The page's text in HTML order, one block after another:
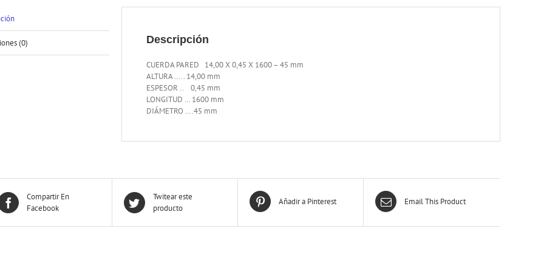
(0) Descripción
CUERDA PARED 14,00 X 0,45 X 1600 – 45 mm
ALTURA ….. 14,00 mm
ESPESOR .. 0,45 mm
LONGITUD … 1600 mm
DIÁMETRO ….45 mm
Compartir En
Facebook
Twitear este
producto
Añadir a Pinterest Email This Product